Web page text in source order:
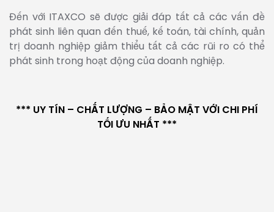
Đến với ITAXCO sẽ được giải đáp tất cả các vấn đề
phát sinh liên quan đến thuế, kế toán, tài chính, quản
trị doanh nghiệp giảm thiểu tất cả các rũi ro có thể
phát sinh trong hoạt động của doanh nghiệp.
*** UY TÍN – CHẤT LƯỢNG – BẢO MẬT VỚI CHI PHÍ
TỐI ƯU NHẤT ***